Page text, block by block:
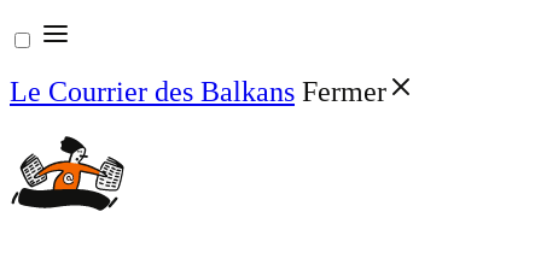
Aller
au
contenu
Le Courrier des Balkans Fermer